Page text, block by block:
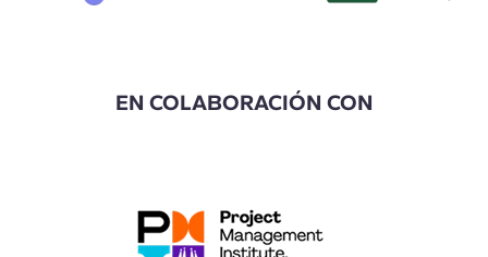
EN COLABORACIÓN CON